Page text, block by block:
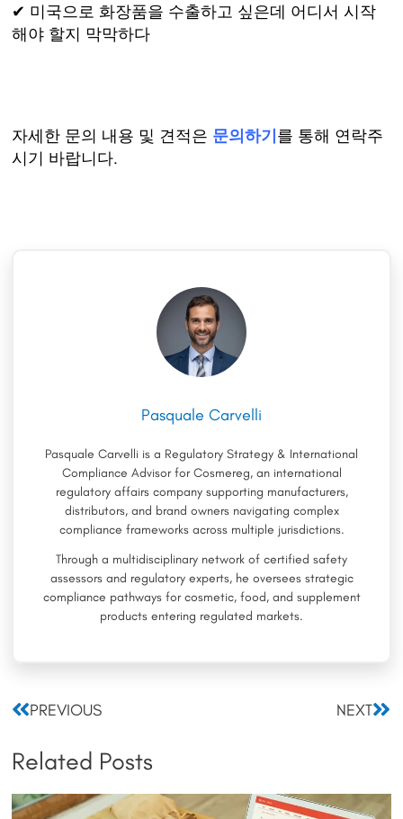
✔ 미국으로 화장품을 수출하고 싶은데 어디서 시작
해야 할지 막막하다
자세한 문의 내용 및 견적은 문의하기 를 통해 연락주
시기 바랍니다.
Pasquale Carvelli
Pasquale Carvelli is a Regulatory Strategy & International
Compliance Advisor for Cosmereg, an international
regulatory affairs company supporting manufacturers,
distributors, and brand owners navigating complex
compliance frameworks across multiple jurisdictions.
Through a multidisciplinary network of certified safety
assessors and regulatory experts, he oversees strategic
compliance pathways for cosmetic, food, and supplement
products entering regulated markets.
PrevPREVIOUS NEXT
Related Posts